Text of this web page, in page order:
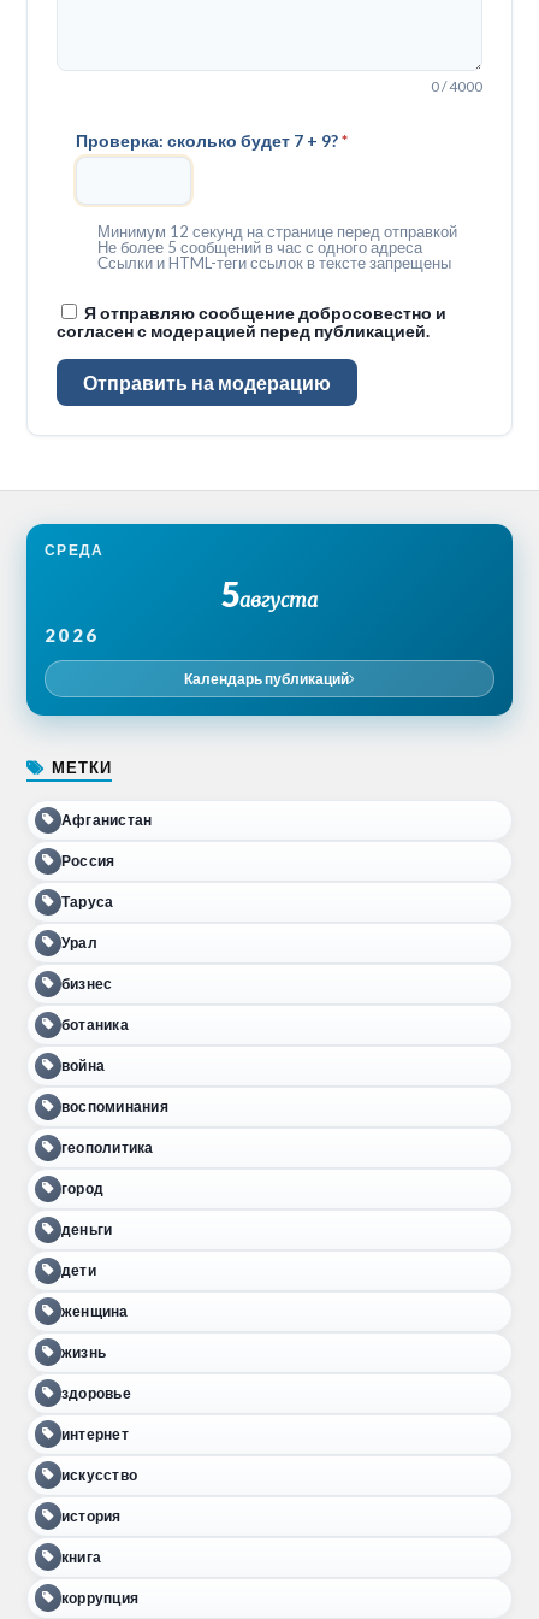
0 / 4000
Проверка: сколько будет 7 + 9?*
Минимум 12 секунд на странице перед отправкой
Не более 5 сообщений в час с одного адреса
Ссылки и HTML-теги ссылок в тексте запрещены
Я отправляю сообщение добросовестно и
согласен с модерацией перед публикацией.
Отправить на модерацию
СРЕДА
5августа
2026
Календарь публикаций
МЕТКИ
Афганистан
Россия
Таруса
Урал
бизнес
ботаника
война
воспоминания
геополитика
город
деньги
дети
женщина
жизнь
здоровье
интернет
искусство
история
книга
коррупция